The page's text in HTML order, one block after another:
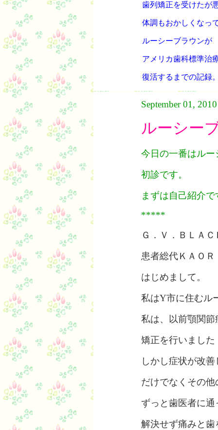
歯列矯正を受けたが
体調もおかしくなっ
ルーシーブラウンが
アメリカ歯科標準治
復活するまでの記録
September 01, 2010
ルーシー
今日の一番はル
初診です。
まずは自己紹介で
*****
Ｇ．Ｖ．ＢＬＡ
患者総代ＫＡＯ
はじめまして。
私はY市に住むル
私は、以前顎関
矯正を行いました
しかし症状が改善
だけでなくその
ずっと歯医者に
解決せず痛みと